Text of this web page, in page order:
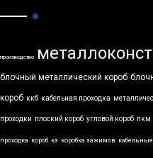
производство
блочный металлический короб
короб ккб кабельная проходка
проходки плоский короб угловой короб пкм
проходка короб кз коробка зажимов